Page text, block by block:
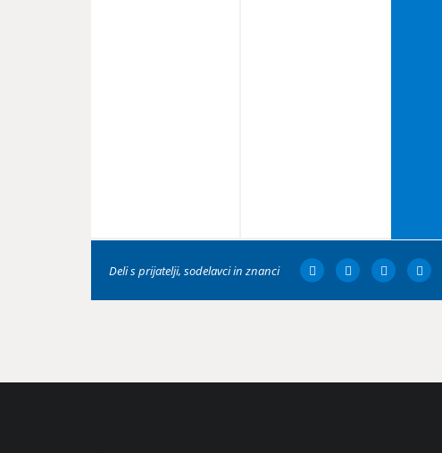
Deli s prijatelji, sodelavci in znanci